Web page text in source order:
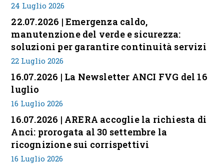
24 Luglio 2026
22.07.2026 | Emergenza caldo,
manutenzione del verde e sicurezza:
soluzioni per garantire continuità servizi
22 Luglio 2026
16.07.2026 | La Newsletter ANCI FVG del 16
luglio
16 Luglio 2026
16.07.2026 | ARERA accoglie la richiesta di
Anci: prorogata al 30 settembre la
ricognizione sui corrispettivi
16 Luglio 2026